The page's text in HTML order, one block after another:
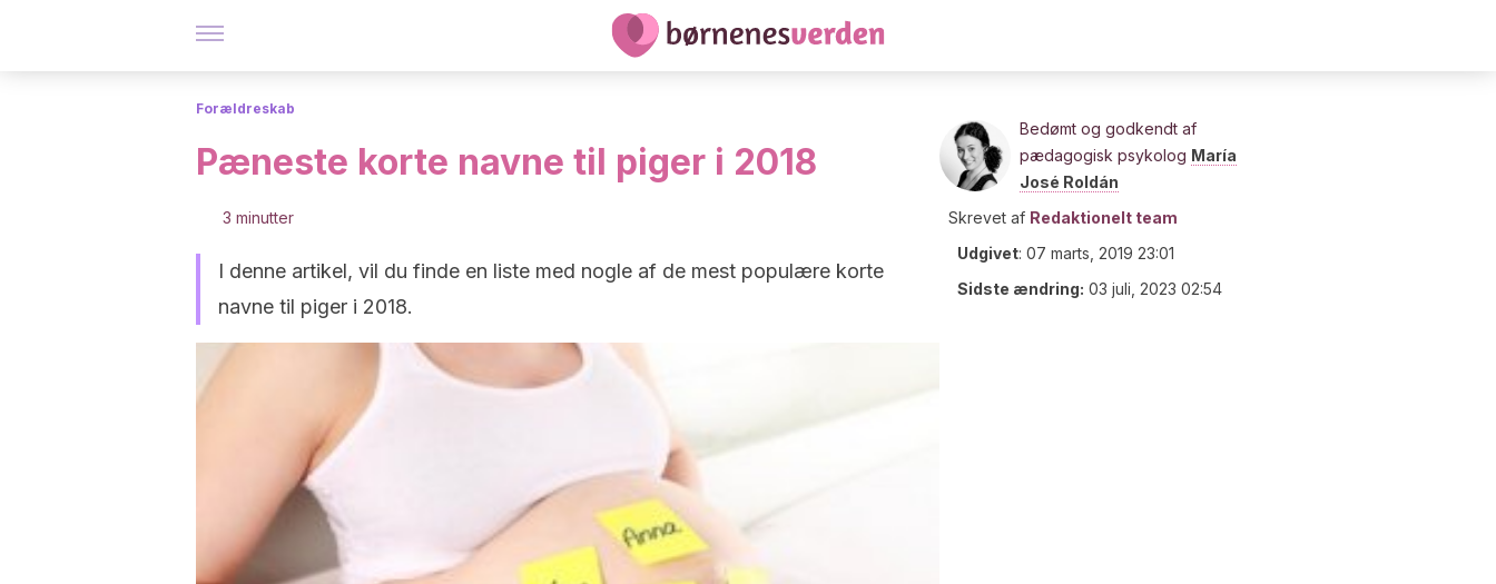
Forældreskab
Pæneste korte navne til piger i 2018
3 minutter
I denne artikel, vil du finde en liste med nogle af de mest populære korte
navne til piger i 2018.
Bedømt og godkendt af
pædagogisk psykolog María
José Roldán
Skrevet af Redaktionelt team
Udgivet: 07 marts, 2019 23:01
Sidste ændring: 03 juli, 2023 02:54